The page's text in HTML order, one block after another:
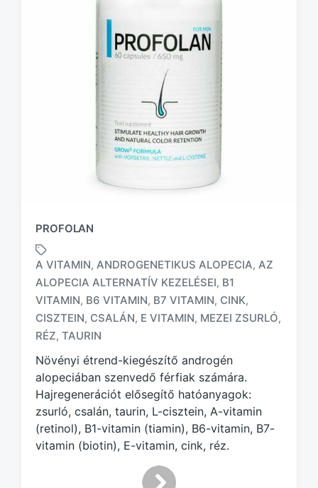
PROFOLAN
T
a
g
e
d
w
h
A VITAMIN, ANDROGENETIKUS ALOPECIA, AZ
ALOPECIA ALTERNATÍV KEZELÉSEI, B1
VITAMIN, B6 VITAMIN, B7 VITAMIN, CINK,
CISZTEIN, CSALÁN, E VITAMIN, MEZEI ZSURLÓ,
RÉZ, TAURIN
Növényi étrend-kiegészítő androgén
alopeciában szenvedő férfiak számára.
Hajregenerációt elősegítő hatóanyagok:
zsurló, csalán, taurin, L-cisztein, A-vitamin
(retinol), B1-vitamin (tiamin), B6-vitamin, B7-
vitamin (biotin), E-vitamin, cink, réz.